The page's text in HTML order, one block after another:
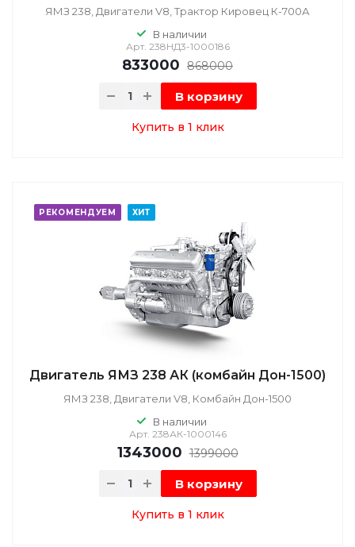
ЯМЗ 238, Двигатели V8, Трактор Кировец К-700А
В наличии
Арт. 238НД3-1000186
833000 868000
В корзину
Купить в 1 клик
РЕКОМЕНДУЕМ ХИТ
Двигатель ЯМЗ 238 АК (комбайн Дон-1500)
ЯМЗ 238, Двигатели V8, Комбайн Дон-1500
В наличии
Арт. 238АК-1000146
1343000 1399000
В корзину
Купить в 1 клик